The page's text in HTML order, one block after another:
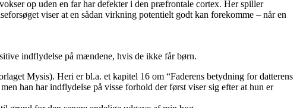
op uden en far har defekter i den præfrontale cortex. Her spiller
viser at en sådan virkning potentielt godt kan forekomme – når en
indflydelse på mændene, hvis de ikke får børn.
Mysis). Heri er bl.a. et kapitel 16 om “Faderens betydning for datterens
han har indflydelse på visse forhold der først viser sig efter at hun er